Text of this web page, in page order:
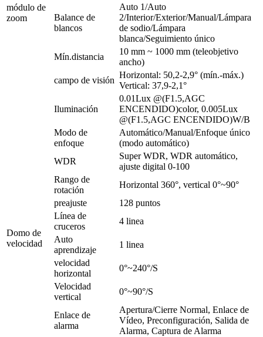
módulo de
zoom
Balance de
blancos
Auto 1/Auto
2/Interior/Exterior/Manual/Lámpara
de sodio/Lámpara
blanca/Seguimiento único
Mín.distancia
10 mm ~ 1000 mm (teleobjetivo
ancho)
campo de visión
Horizontal: 50,2-2,9° (mín.-máx.)
Vertical: 37,9-2,1°
Iluminación
0.01Lux @(F1.5,AGC
ENCENDIDO)color, 0.005Lux
@(F1.5,AGC ENCENDIDO)W/B
Modo de
enfoque
Automático/Manual/Enfoque único
(modo automático)
WDR
Super WDR, WDR automático,
ajuste digital 0-100
Domo de
velocidad
Rango de
rotación
Horizontal 360°, vertical 0°~90°
preajuste
128 puntos
Línea de
cruceros
4 linea
Auto
aprendizaje
1 linea
velocidad
horizontal
0°~240°/S
Velocidad
vertical
0°~90°/S
Enlace de
alarma
Apertura/Cierre Normal, Enlace de
Vídeo, Preconfiguración, Salida de
Alarma, Captura de Alarma